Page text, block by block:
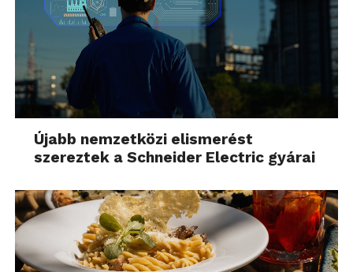
Újabb nemzetközi elismerést
szereztek a Schneider Electric gyárai